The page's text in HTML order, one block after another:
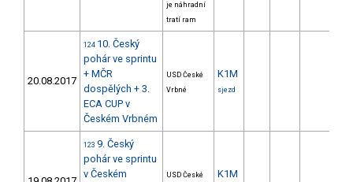
je náhradní
tratí ram
20.08.2017
124 10. Český
pohár ve sprintu
+ MČR
dospělých + 3.
ECA CUP v
Českém Vrbném
USD České
Vrbné
K1M
sjezd
123 9. Český
pohár ve sprintu
v Českém
USD České K1M